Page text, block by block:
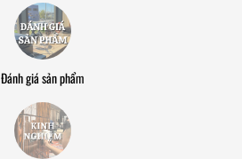
Đánh giá sản phẩm